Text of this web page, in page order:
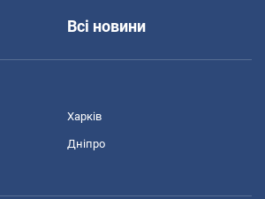
Всі новини
Харків
Дніпро